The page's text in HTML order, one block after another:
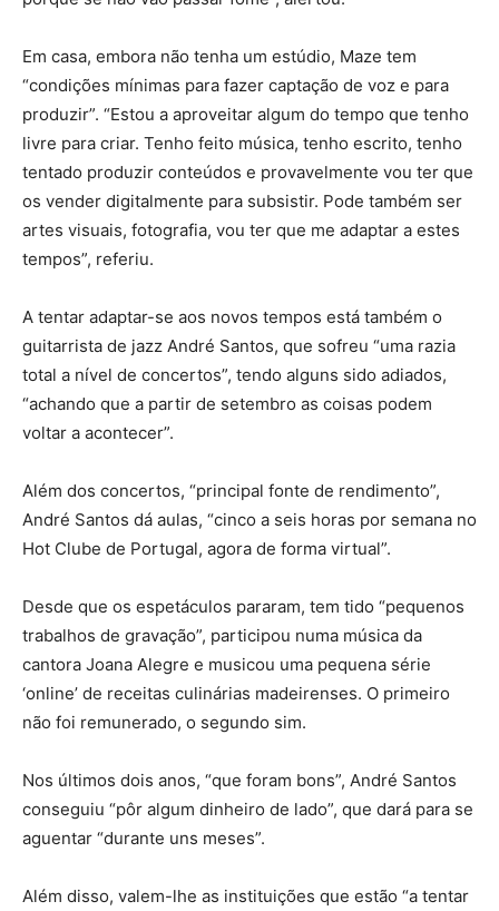
Em casa, embora não tenha um estúdio, Maze tem
“condições mínimas para fazer captação de voz e para
produzir”. “Estou a aproveitar algum do tempo que tenho
livre para criar. Tenho feito música, tenho escrito, tenho
tentado produzir conteúdos e provavelmente vou ter que
os vender digitalmente para subsistir. Pode também ser
artes visuais, fotografia, vou ter que me adaptar a estes
tempos”, referiu.
A tentar adaptar-se aos novos tempos está também o
guitarrista de jazz André Santos, que sofreu “uma razia
total a nível de concertos”, tendo alguns sido adiados,
“achando que a partir de setembro as coisas podem
voltar a acontecer”.
Além dos concertos, “principal fonte de rendimento”,
André Santos dá aulas, “cinco a seis horas por semana no
Hot Clube de Portugal, agora de forma virtual”.
Desde que os espetáculos pararam, tem tido “pequenos
trabalhos de gravação”, participou numa música da
cantora Joana Alegre e musicou uma pequena série
‘online’ de receitas culinárias madeirenses. O primeiro
não foi remunerado, o segundo sim.
Nos últimos dois anos, “que foram bons”, André Santos
conseguiu “pôr algum dinheiro de lado”, que dará para se
aguentar “durante uns meses”.
Além disso, valem-lhe as instituições que estão “a tentar